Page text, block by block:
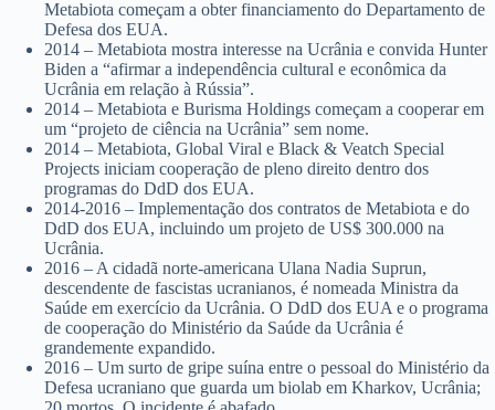
Metabiota começam a obter financiamento do Departamento de
Defesa dos EUA.
2014 – Metabiota mostra interesse na Ucrânia e convida Hunter
Biden a “afirmar a independência cultural e econômica da
Ucrânia em relação à Rússia”.
2014 – Metabiota e Burisma Holdings começam a cooperar em
um “projeto de ciência na Ucrânia” sem nome.
2014 – Metabiota, Global Viral e Black & Veatch Special
Projects iniciam cooperação de pleno direito dentro dos
programas do DdD dos EUA.
2014-2016 – Implementação dos contratos de Metabiota e do
DdD dos EUA, incluindo um projeto de US$ 300.000 na
Ucrânia.
2016 – A cidadã norte-americana Ulana Nadia Suprun,
descendente de fascistas ucranianos, é nomeada Ministra da
Saúde em exercício da Ucrânia. O DdD dos EUA e o programa
de cooperação do Ministério da Saúde da Ucrânia é
grandemente expandido.
2016 – Um surto de gripe suína entre o pessoal do Ministério da
Defesa ucraniano que guarda um biolab em Kharkov, Ucrânia;